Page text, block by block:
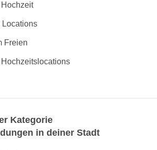
Locations
Freien
Kategorie
in deiner Stadt